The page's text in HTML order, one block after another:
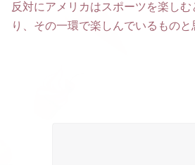
反対にアメリカはスポーツを楽し
り、その一環で楽しんでいるものと